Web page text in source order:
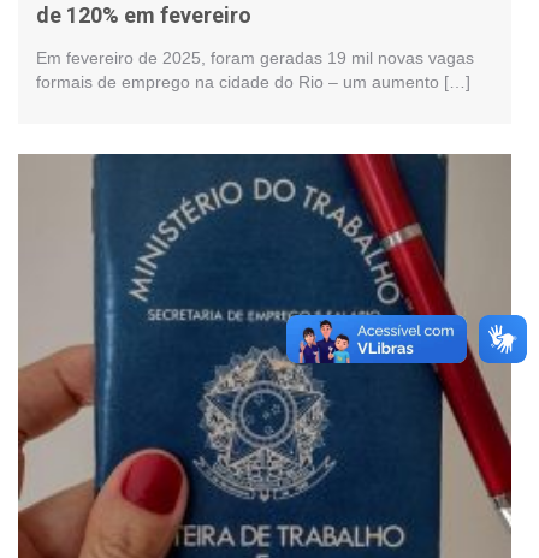
de 120% em fevereiro
Em fevereiro de 2025, foram geradas 19 mil novas vagas
formais de emprego na cidade do Rio – um aumento […]